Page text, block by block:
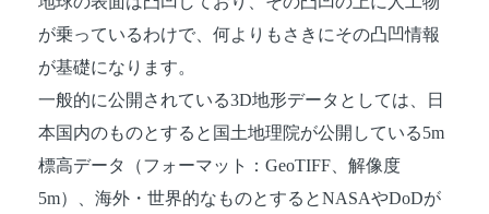
が乗っているわけで、何よりもさきにその凸凹情報
が基礎になります。
一般的に公開されている3D地形データとしては、日
本国内のものとすると国土地理院が公開している5m
標高データ（フォーマット：GeoTIFF、解像度
5m）、海外・世界的なものとするとNASAやDoDが